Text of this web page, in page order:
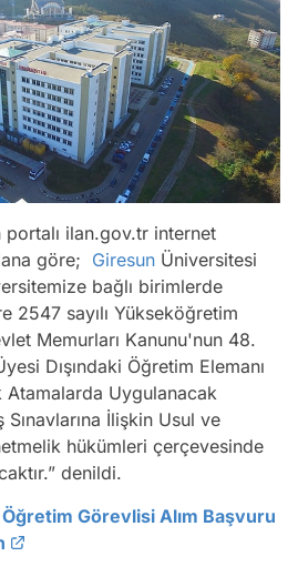
portalı ilan.gov.tr internet
göre; Giresun Üniversitesi
bağlı birimlerde
2547 sayılı Yükseköğretim
Memurları Kanunu'nun 48.
Dışındaki Öğretim Elemanı
Atamalarda Uygulanacak
Sınavlarına İlişkin Usul ve
hükümleri çerçevesinde
denildi.
Görevlisi Alım Başvuru